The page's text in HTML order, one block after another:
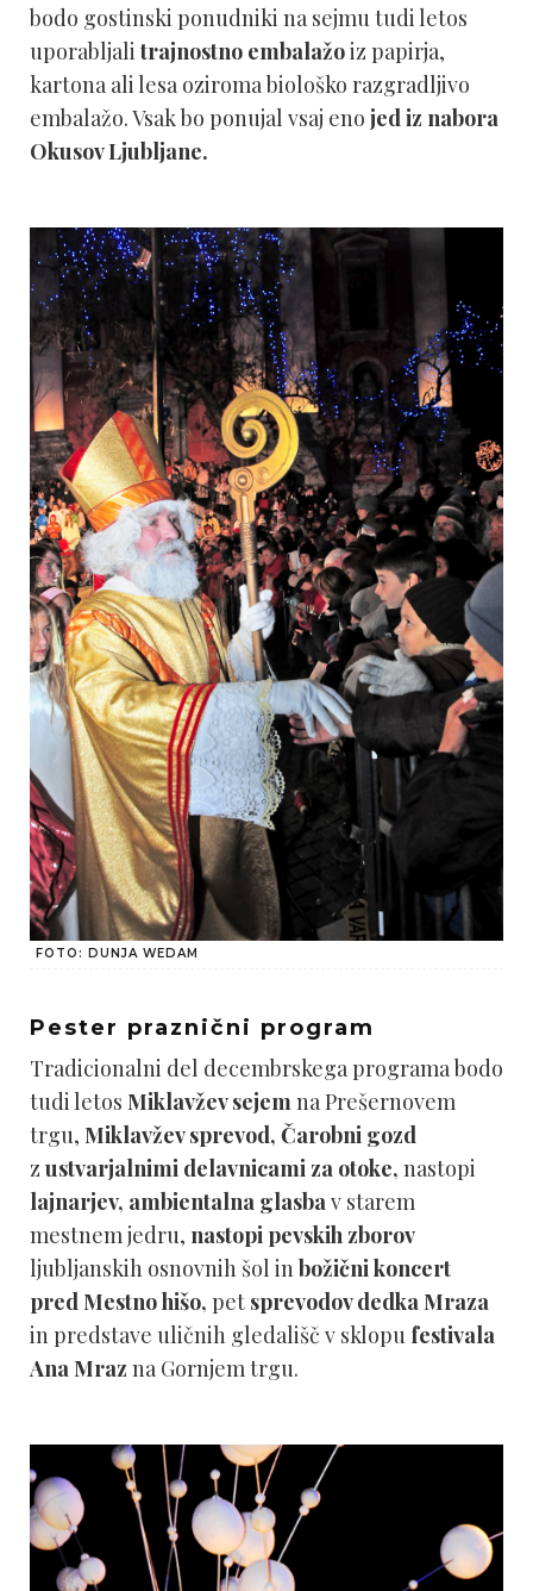
bodo gostinski ponudniki na sejmu tudi letos
uporabljalitrajnostno embalažoiz papirja,
kartona ali lesa oziroma biološko razgradljivo
embalažo. Vsak bo ponujal vsaj eno jed iz nabora
Okusov Ljubljane.
FOTO: DUNJA WEDAM
Pester praznični program
Tradicionalni del decembrskega programa bodo
tudi letos Miklavžev sejemna Prešernovem
trgu, Miklavžev sprevod, Čarobni gozd
z ustvarjalnimi delavnicami za otoke, nastopi
lajnarjev, ambientalna glasbav starem
mestnem jedru, nastopi pevskih zborov
ljubljanskih osnovnih šol inbožični koncert
pred Mestno hišo, pet sprevodov dedka Mraza
in predstave uličnih gledališč v sklopu festivala
Ana Mraz na Gornjem trgu.